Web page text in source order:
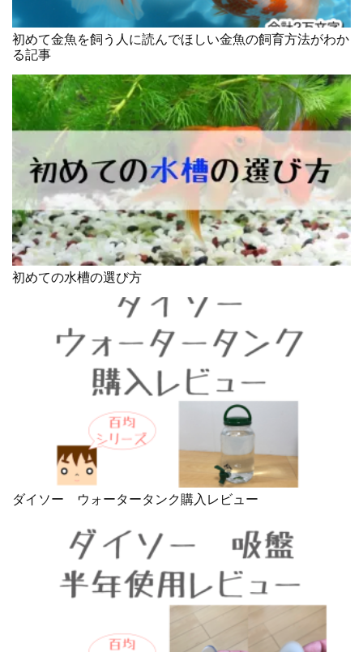
初めて金魚を飼う人に読んでほしい金魚の飼育方法がわか
る記事
初めての水槽の選び方
ダイソー ウォータータンク購入レビュー